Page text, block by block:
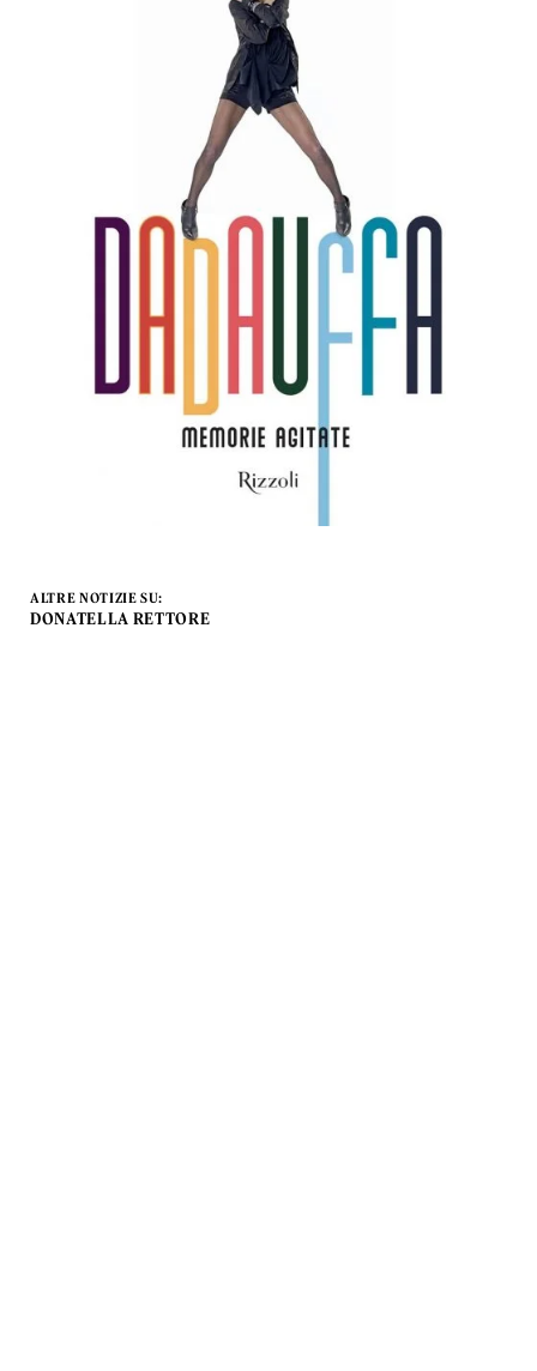
ALTRE NOTIZIE SU:
DONATELLA RETTORE